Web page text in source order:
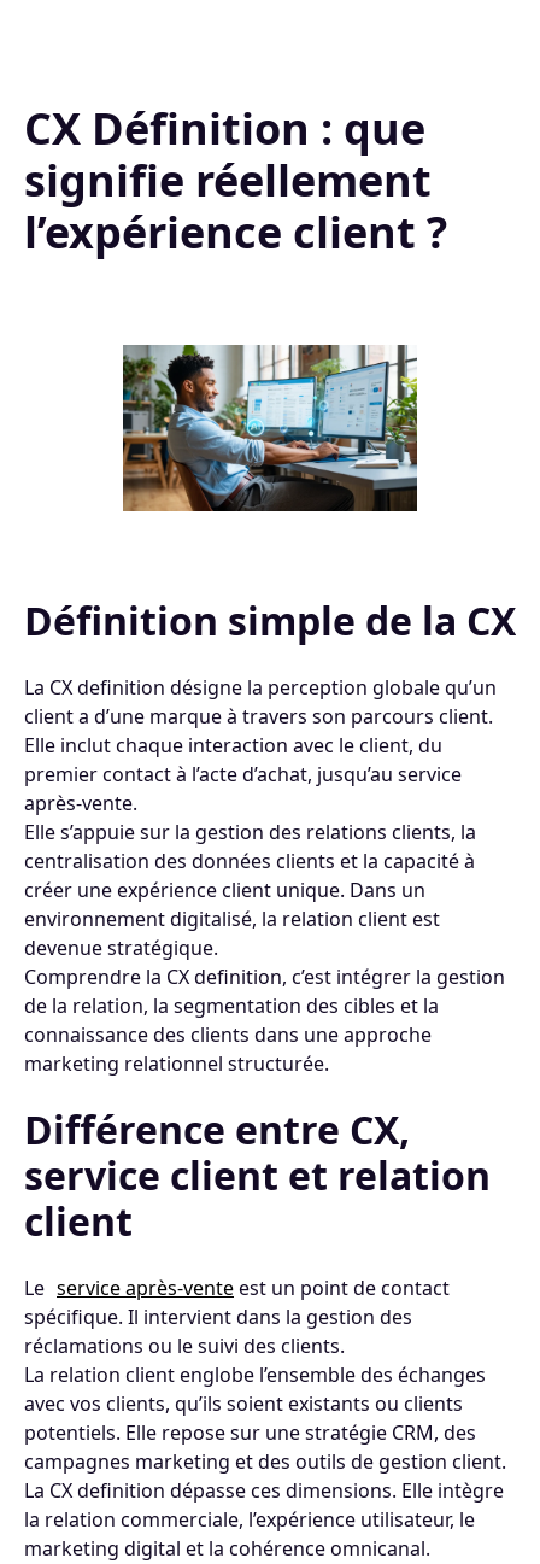
CX Définition : que
signifie réellement
l’expérience client ?
Définition simple de la CX
La CX definition désigne la perception globale qu’un
client a d’une marque à travers son parcours client.
Elle inclut chaque interaction avec le client, du
premier contact à l’acte d’achat, jusqu’au service
après-vente.
Elle s’appuie sur la gestion des relations clients, la
centralisation des données clients et la capacité à
créer une expérience client unique. Dans un
environnement digitalisé, la relation client est
devenue stratégique.
Comprendre la CX definition, c’est intégrer la gestion
de la relation, la segmentation des cibles et la
connaissance des clients dans une approche
marketing relationnel structurée.
Différence entre CX,
service client et relation
client
Le service après-venteest un point de contact
spécifique. Il intervient dans la gestion des
réclamations ou le suivi des clients.
La relation client englobe l’ensemble des échanges
avec vos clients, qu’ils soient existants ou clients
potentiels. Elle repose sur une stratégie CRM, des
campagnes marketing et des outils de gestion client.
La CX definition dépasse ces dimensions. Elle intègre
la relation commerciale, l’expérience utilisateur, le
marketing digital et la cohérence omnicanal.